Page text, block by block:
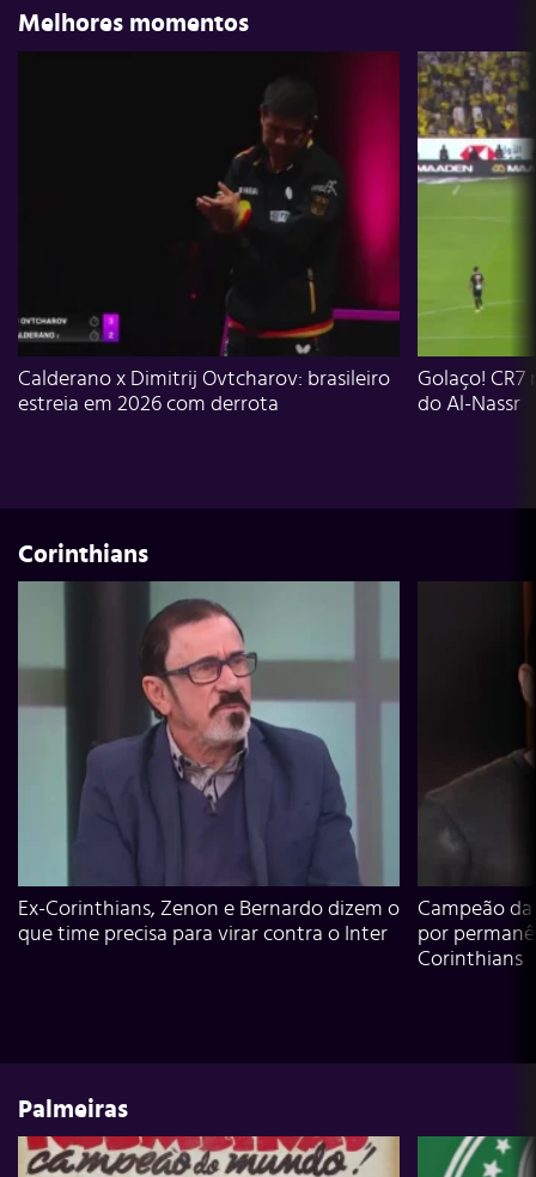
Melhores momentos
Calderano x Dimitrij Ovtcharov: brasileiro
estreia em 2026 com derrota
Golaço!
do Al-Nassr
Corinthians
Ex-Corinthians, Zenon e Bernardo dizem o
que time precisa para virar contra o Inter
Campeão
por
Corinthians
Palmeiras